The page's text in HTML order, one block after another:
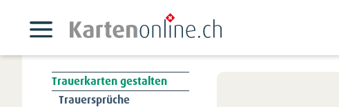
Trauerkarten gestalten
Navigation
Trauersprüche